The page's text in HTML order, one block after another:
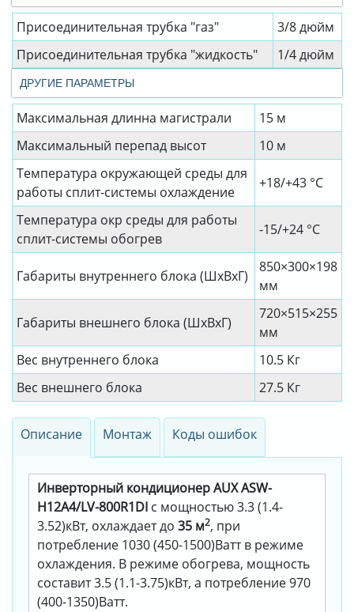
Присоединительная трубка "газ"
3/8 дюйм
Присоединительная трубка "жидкость"
1/4 дюйм
ДРУГИЕ ПАРАМЕТРЫ
Максимальная длинна магистрали
15 м
Максимальный перепад высот
10 м
Температура окружающей среды для
работы сплит-системы охлаждение
+18/+43 °C
Температура окр среды для работы
сплит-системы обогрев
-15/+24 °C
Габариты внутреннего блока (ШхВхГ)
850×300×198
мм
Габариты внешнего блока (ШхВхГ)
720×515×255
мм
Вес внутреннего блока
10.5 Кг
Вес внешнего блока
27.5 Кг
Описание Монтаж Коды ошибок
Инверторный кондиционер AUX ASW-
H12A4/LV-800R1DI с мощностью 3.3 (1.4-
3.52)кВт, охлаждает до 35 м2, при
потребление 1030 (450-1500)Ватт в режиме
охлаждения. В режиме обогрева, мощность
составит 3.5 (1.1-3.75)кВт, а потребление 970
(400-1350)Ватт.